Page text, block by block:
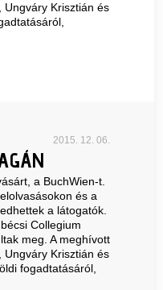
Ungváry Krisztián és
2015. 12. 06.
a BuchWien-t.
és a
a látogatók.
Collegium
meg. A meghívott
Ungváry Krisztián és
fogadtatásáról,